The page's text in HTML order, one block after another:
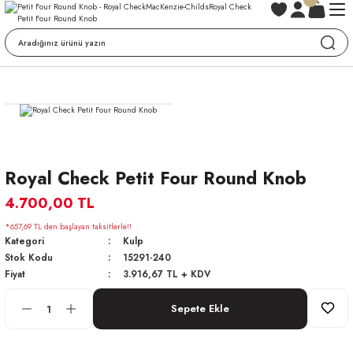
Royal Check Petit Four Round Knob
4.700,00 TL
*657,69 TL den başlayan taksitlerle!!
Kategori
Kulp
Stok Kodu
15291-240
Fiyat
3.916,67 TL + KDV
Sepete Ekle